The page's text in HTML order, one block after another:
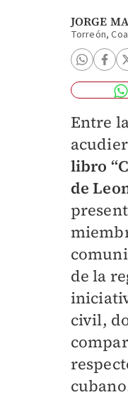
JORGE
Torreón,
Entre
libro
de
de la
civil,